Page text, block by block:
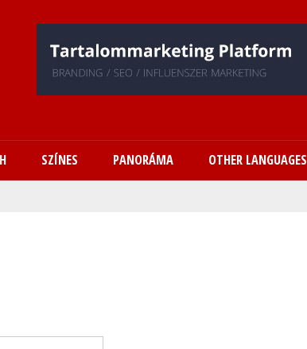
tartalomra
SZÍNES PANORÁMA OTHER LANGUAGES